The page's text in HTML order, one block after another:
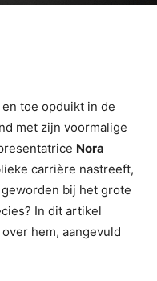
toe opduikt in de
met zijn voormalige
Nora
carrière nastreeft,
bij het grote
In dit artikel
hem, aangevuld